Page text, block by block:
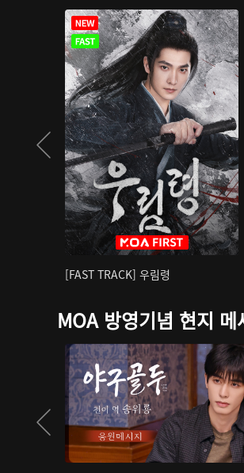
[FAST TRACK] 우림령
MOA 방영기념 현지 메